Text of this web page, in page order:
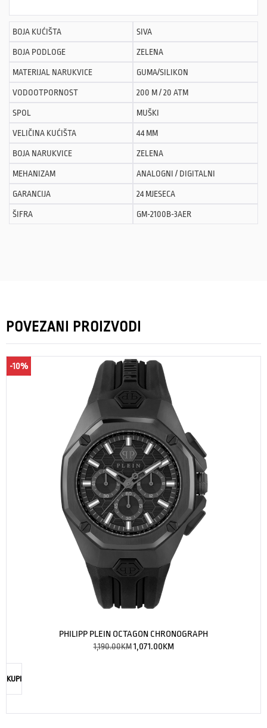
BOJA KUĆIŠTA SIVA
BOJA PODLOGE ZELENA
MATERIJAL NARUKVICE GUMA/SILIKON
VODOOTPORNOST 200 M / 20 ATM
SPOL MUŠKI
VELIČINA KUĆIŠTA 44 MM
BOJA NARUKVICE ZELENA
MEHANIZAM ANALOGNI / DIGITALNI
GARANCIJA 24 MJESECA
ŠIFRA GM-2100B-3AER
POVEZANI PROIZVODI
-10%
PHILIPP PLEIN OCTAGON CHRONOGRAPH
1,190.00KM 1,071.00KM
KUPI